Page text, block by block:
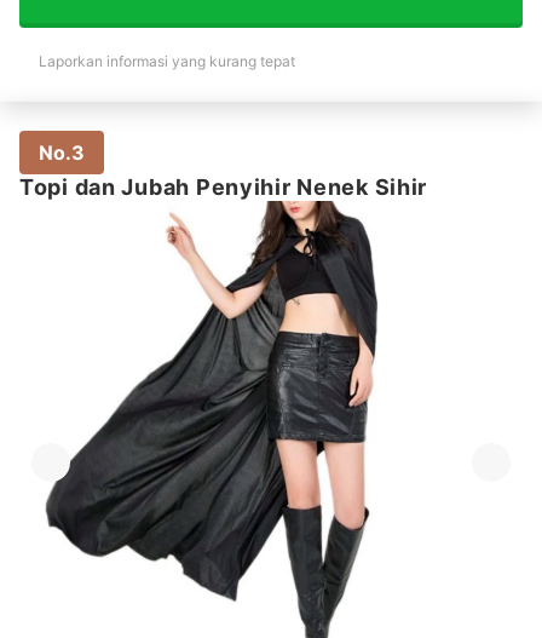
Laporkan informasi yang kurang tepat
No.3
Topi dan Jubah Penyihir Nenek Sihir